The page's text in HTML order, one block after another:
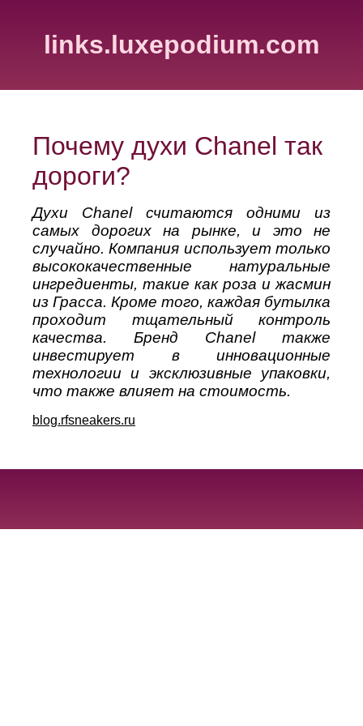
links.luxepodium.com
Почему духи Chanel так
дороги?
Духи Chanel считаются одними из
самых дорогих на рынке, и это не
случайно. Компания использует только
высококачественные натуральные
ингредиенты, такие как роза и жасмин
из Грасса. Кроме того, каждая бутылка
проходит тщательный контроль
качества. Бренд Chanel также
инвестирует в инновационные
технологии и эксклюзивные упаковки,
что также влияет на стоимость.
blog.rfsneakers.ru